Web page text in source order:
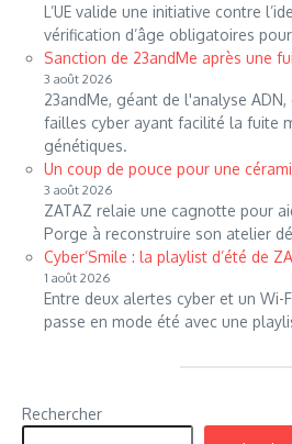
L’UE valide une initiative contre
vérification d’âge obligatoires
Sanction de 23andMe après une
3 août 2026
23andMe, géant de l'analyse
failles cyber ayant facilité la fuite
génétiques.
Un coup de pouce pour une
3 août 2026
ZATAZ relaie une cagnotte pour
Porge à reconstruire son atelier
Cyber’Smile : la playlist d’été de
1 août 2026
Entre deux alertes cyber et un Wi-
passe en mode été avec une
Rechercher